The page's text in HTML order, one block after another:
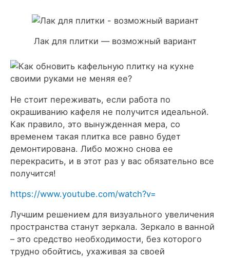
Лак для плитки — возможный вариант
Не стоит переживать, если работа по
окрашиванию кафеля не получится идеальной.
Как правило, это вынужденная мера, со
временем такая плитка все равно будет
демонтирована. Либо можно снова ее
перекрасить, и в этот раз у вас обязательно все
получится!
https://www.youtube.com/watch?v=
Лучшим решением для визуального увеличения
пространства станут зеркала. Зеркало в ванной
– это средство необходимости, без которого
трудно обойтись, ухаживая за своей